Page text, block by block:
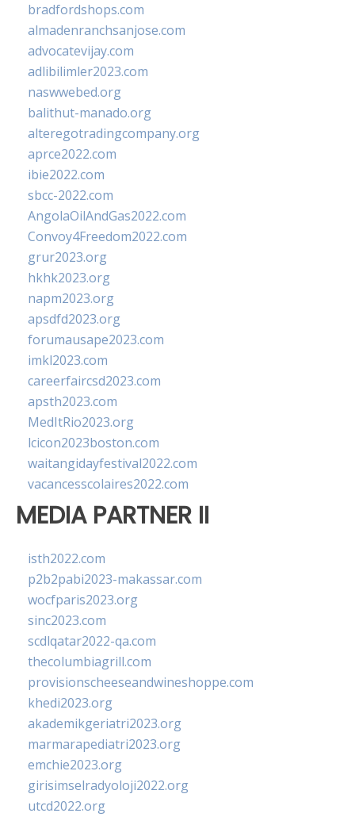
bradfordshops.com
almadenranchsanjose.com
advocatevijay.com
adlibilimler2023.com
naswwebed.org
balithut-manado.org
alteregotradingcompany.org
aprce2022.com
ibie2022.com
sbcc-2022.com
AngolaOilAndGas2022.com
Convoy4Freedom2022.com
grur2023.org
hkhk2023.org
napm2023.org
apsdfd2023.org
forumausape2023.com
imkl2023.com
careerfaircsd2023.com
apsth2023.com
MedItRio2023.org
lcicon2023boston.com
waitangidayfestival2022.com
vacancesscolaires2022.com
MEDIA PARTNER II
isth2022.com
p2b2pabi2023-makassar.com
wocfparis2023.org
sinc2023.com
scdlqatar2022-qa.com
thecolumbiagrill.com
provisionscheeseandwineshoppe.com
khedi2023.org
akademikgeriatri2023.org
marmarapediatri2023.org
emchie2023.org
girisimselradyoloji2022.org
utcd2022.org